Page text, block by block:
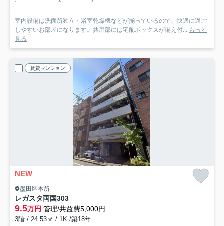
室内設備は洗面所独立・浴室乾燥機などが揃っているので、快適に過ご
しやすいお部屋になります。共用部には宅配ボックスが備え付... もっと
見る
賃貸マンション
NEW
墨田区本所
レガスタ両国303
9.5万円 管理/共益費5,000円
3階 / 24.53㎡ / 1K /築18年